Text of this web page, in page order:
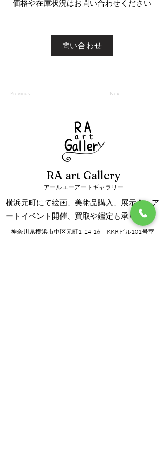
​価格や在庫状況はお問い合わせください
問い合わせ
Previous Next
RA art Gallery
アールエーアートギャラリー
横浜元町にて絵画、美術品購入、展示会、ア
ートイベント開催、買取や鑑定も承ります。
神奈川県横浜市中区元町1-24-16 KKRビル101号室